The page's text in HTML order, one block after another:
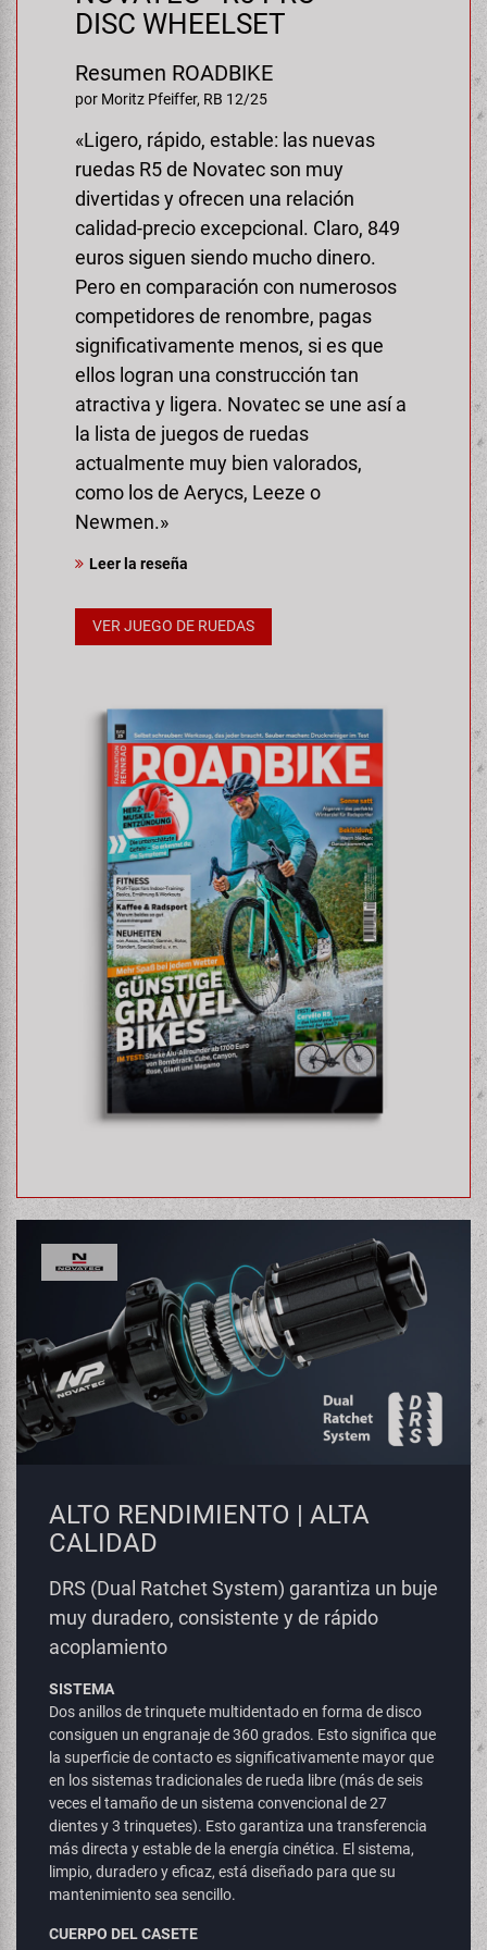
Transporte y Aparcamiento
Super B
Trail-Gator
Todas las marcas
DISC WHEELSET
Resumen ROADBIKE
por Moritz Pfeiffer, RB 12/25
«Ligero, rápido, estable: las nuevas
ruedas R5 de Novatec son muy
divertidas y ofrecen una relación
calidad-precio excepcional. Claro, 849
euros siguen siendo mucho dinero.
Pero en comparación con numerosos
competidores de renombre, pagas
significativamente menos, si es que
ellos logran una construcción tan
atractiva y ligera. Novatec se une así a
la lista de juegos de ruedas
actualmente muy bien valorados,
como los de Aerycs, Leeze o
Newmen.»
Leer la reseña
VER JUEGO DE RUEDAS
ALTO RENDIMIENTO | ALTA
CALIDAD
DRS (Dual Ratchet System) garantiza un buje
muy duradero, consistente y de rápido
acoplamiento
SISTEMA
Dos anillos de trinquete multidentado en forma de disco
consiguen un engranaje de 360 grados. Esto significa que
la superficie de contacto es significativamente mayor que
en los sistemas tradicionales de rueda libre (más de seis
veces el tamaño de un sistema convencional de 27
dientes y 3 trinquetes). Esto garantiza una transferencia
más directa y estable de la energía cinética. El sistema,
limpio, duradero y eficaz, está diseñado para que su
mantenimiento sea sencillo.
CUERPO DEL CASETE